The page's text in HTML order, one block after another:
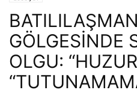
GÖLGESİNDE
OLGU: